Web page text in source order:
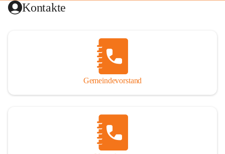
Kontakte
Gemeindevorstand